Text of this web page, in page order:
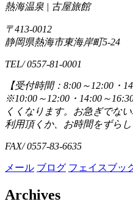
熱海温泉 | 古屋旅館
〒413-0012
静岡県熱海市東海岸町5-24
TEL/ 0557-81-0001
【受付時間：8:00～12:00・
※10:00～12:00・14:00～
くくなります。お急ぎでな
利用頂くか、お時間をずら
FAX/ 0557-83-6635
メール ブログ フェイスブッ
Archives